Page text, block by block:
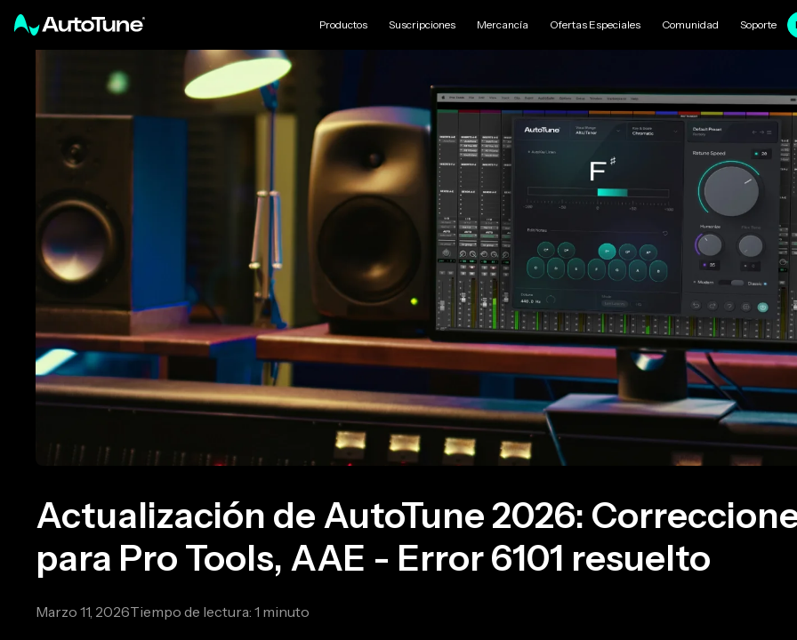
Productos Suscripciones Mercancía Ofertas Especiales Comunidad Soporte
Actualización de AutoTune 2026:
para Pro Tools, AAE - Error 6101 resuelto
Marzo 11, 2026Tiempo de lectura: 1 minuto